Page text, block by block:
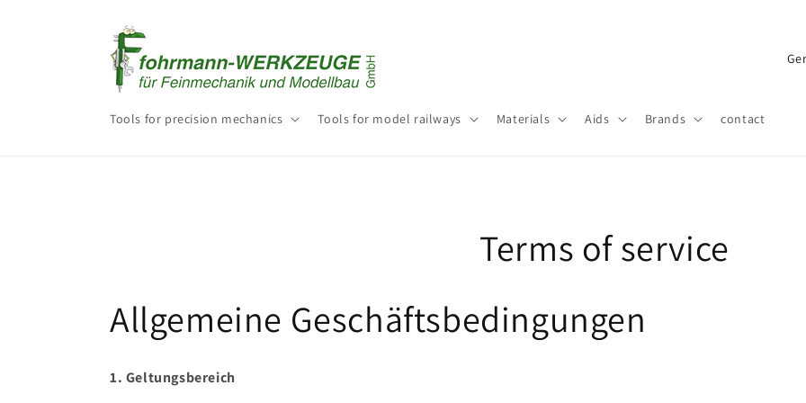
Tools for precision mechanics Tools for model railways Materials Aids Brands contact
C
Terms of service
Allgemeine Geschäftsbedingungen
1. Geltungsbereich